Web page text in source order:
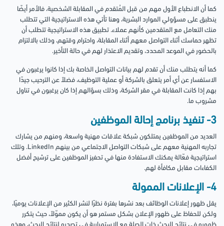
كما أن الانطباع الأول مهم من قبل المُتقدم في المقابلة الشخصية، فالأمر أيضًا
ينطبق على مسؤولي الموارد البشرية، وهنا تأتي هذه الاستراتيجية التي تتطلب
منك التعامل مع المتقدمين كأنهم عملاء. تطبيق هذه الاستراتيجية تتطلب أن
تظهر حماسك أثناء التواصل معهم أثناء المقابلة، واحترام وقتهم، وذلك بالالتزام
بالحضور في الموعد المحدد، وتقديم الاعتذار لهم في حالة التأخير.
كما أنه يتطلب منك أن تقدم لهم بيانات التواصل الخاصة بك إذا كانوا يرغبون في
الاستفسار عن أي أمر يتعلق بالشركة أو عملية التوظيف، فضلاً عن الترحيب جيدًا
بهم إذا كانت المقابلة في مقر الشركة، وذلك بسؤالهم إذا كان يرغبون في تناول
مشروب ما.
3- تنفيذ برنامج إحالة الموظفين
العديد من الموظفين يمتلكون شبكة علاقات مهنية واسعة، ومنهم من يشارك
تجاربه المهنية معهم على شبكات التواصل الاجتماعي من بينهم LinkedIn. وتلك
استراتيجية فعّالة يمكنك الاستفادة منها في تحفيز الموظفين على ترشيح أفضل
الكفاءات مقابل مكافأة لهم.
4- الإعلانات الممولة
يقل ظهور إعلانات الوظائف بعد نشرها بفترة نظرًا لنشر الكثير من الإعلانات يوميًا،
ولكن للحفاظ على ظهور الإعلان بشكل مستمر هو أن يكون مموّلاً، حيث يتكرر